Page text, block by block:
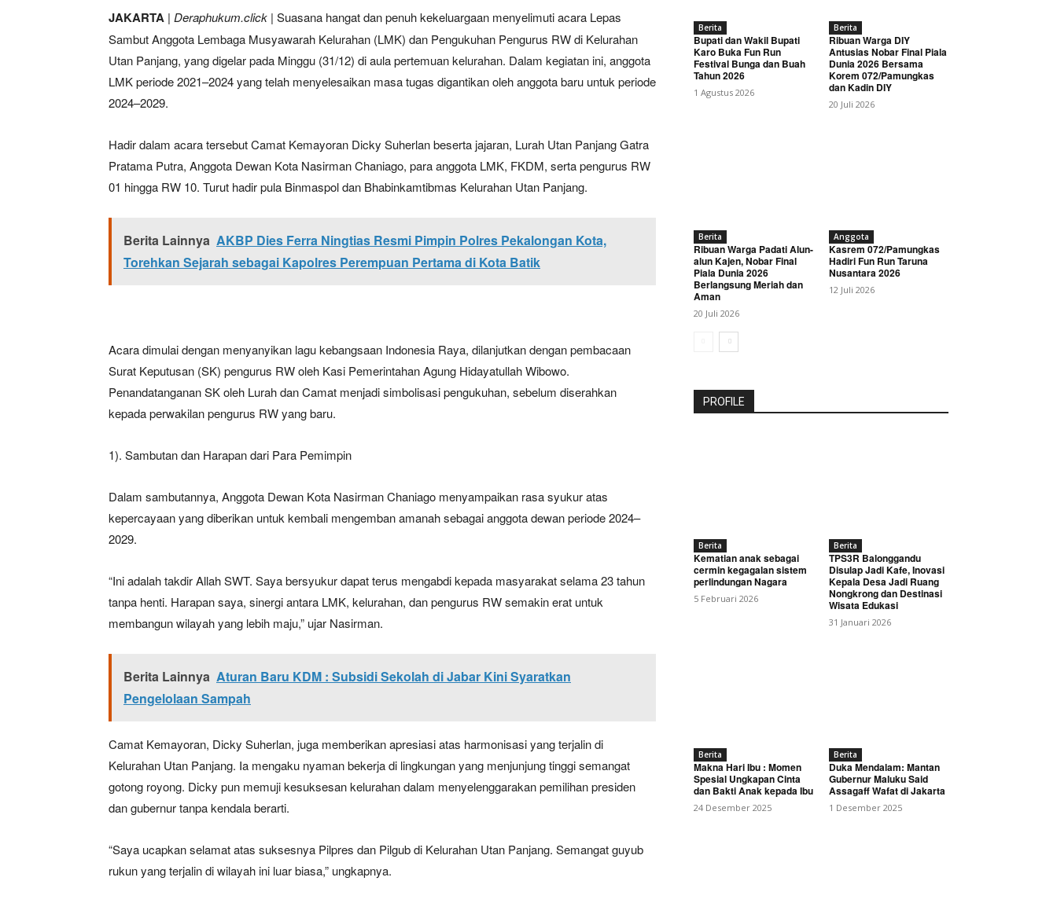
News Week
Magazine PRO
About
My account
JAKARTA | Deraphukum.click | Suasana hangat dan penuh kekeluargaan menyelimuti acara Lepas
Sambut Anggota Lembaga Musyawarah Kelurahan (LMK) dan Pengukuhan Pengurus RW di Kelurahan
Utan Panjang, yang digelar pada Minggu (31/12) di aula pertemuan kelurahan. Dalam kegiatan ini, anggota
LMK periode 2021–2024 yang telah menyelesaikan masa tugas digantikan oleh anggota baru untuk periode
2024–2029.
Hadir dalam acara tersebut Camat Kemayoran Dicky Suherlan beserta jajaran, Lurah Utan Panjang Gatra
Pratama Putra, Anggota Dewan Kota Nasirman Chaniago, para anggota LMK, FKDM, serta pengurus RW
01 hingga RW 10. Turut hadir pula Binmaspol dan Bhabinkamtibmas Kelurahan Utan Panjang.
Berita Lainnya AKBP Dies Ferra Ningtias Resmi Pimpin Polres Pekalongan Kota,
Torehkan Sejarah sebagai Kapolres Perempuan Pertama di Kota Batik
Acara dimulai dengan menyanyikan lagu kebangsaan Indonesia Raya, dilanjutkan dengan pembacaan
Surat Keputusan (SK) pengurus RW oleh Kasi Pemerintahan Agung Hidayatullah Wibowo.
Penandatanganan SK oleh Lurah dan Camat menjadi simbolisasi pengukuhan, sebelum diserahkan
kepada perwakilan pengurus RW yang baru.
1). Sambutan dan Harapan dari Para Pemimpin
Dalam sambutannya, Anggota Dewan Kota Nasirman Chaniago menyampaikan rasa syukur atas
kepercayaan yang diberikan untuk kembali mengemban amanah sebagai anggota dewan periode 2024–
2029.
“Ini adalah takdir Allah SWT. Saya bersyukur dapat terus mengabdi kepada masyarakat selama 23 tahun
tanpa henti. Harapan saya, sinergi antara LMK, kelurahan, dan pengurus RW semakin erat untuk
membangun wilayah yang lebih maju,” ujar Nasirman.
Berita Lainnya Aturan Baru KDM : Subsidi Sekolah di Jabar Kini Syaratkan
Pengelolaan Sampah
Camat Kemayoran, Dicky Suherlan, juga memberikan apresiasi atas harmonisasi yang terjalin di
Kelurahan Utan Panjang. Ia mengaku nyaman bekerja di lingkungan yang menjunjung tinggi semangat
gotong royong. Dicky pun memuji kesuksesan kelurahan dalam menyelenggarakan pemilihan presiden
dan gubernur tanpa kendala berarti.
“Saya ucapkan selamat atas suksesnya Pilpres dan Pilgub di Kelurahan Utan Panjang. Semangat guyub
rukun yang terjalin di wilayah ini luar biasa,” ungkapnya.
Berita
Bupati dan Wakil Bupati
Karo Buka Fun Run
Festival Bunga dan Buah
Tahun 2026
1 Agustus 2026
Berita
Ribuan Warga DIY
Antusias Nobar Final Piala
Dunia 2026 Bersama
Korem 072/Pamungkas
dan Kadin DIY
20 Juli 2026
Berita
Ribuan Warga Padati Alun-
alun Kajen, Nobar Final
Piala Dunia 2026
Berlangsung Meriah dan
Aman
20 Juli 2026
Anggota
Kasrem 072/Pamungkas
Hadiri Fun Run Taruna
Nusantara 2026
12 Juli 2026
PROFILE
Berita
Kematian anak sebagai
cermin kegagalan sistem
perlindungan Nagara
5 Februari 2026
Berita
TPS3R Balonggandu
Disulap Jadi Kafe, Inovasi
Kepala Desa Jadi Ruang
Nongkrong dan Destinasi
Wisata Edukasi
31 Januari 2026
Berita
Makna Hari Ibu : Momen
Spesial Ungkapan Cinta
dan Bakti Anak kepada Ibu
24 Desember 2025
Berita
Duka Mendalam: Mantan
Gubernur Maluku Said
Assagaff Wafat di Jakarta
1 Desember 2025